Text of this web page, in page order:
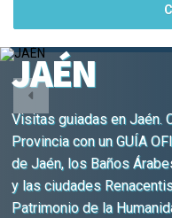
JAÉN
Visitas guiadas en Jaén.
Provincia con un GUÍA
de Jaén, los Baños
y las ciudades
Patrimonio de la